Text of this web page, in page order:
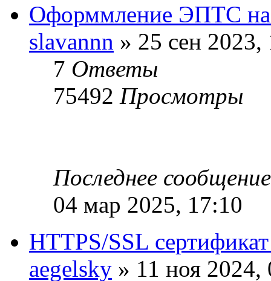
Оформмление ЭПТС на
slavannn » 25 сен 2023,
7 Ответы
75492 Просмотры
Последнее
04 мар 2025, 17:10
HTTPS/SSL
aegelsky » 11 ноя 2024,